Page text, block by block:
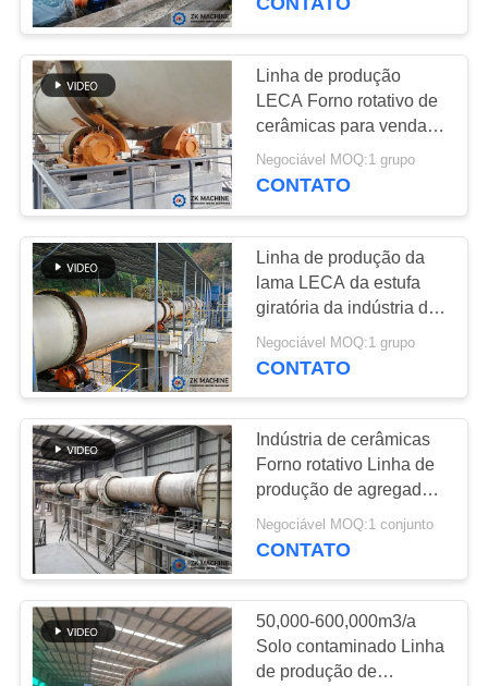
POLÍTICA
DE
PRIVACIDADE
Equipamento da
calcinação
119
Triturador do
moinho de bola
Moinho de bola
contínuo
22
Linha de produção
LECA Forno rotativo de
cerâmicas para venda
com peças de reposição
Negociável MOQ:1 grupo
CONTATO
Linha de produção da
lama LECA da estufa
giratória da indústria de
Ceramsite
Negociável MOQ:1 grupo
CONTATO
Indústria de cerâmicas
Forno rotativo Linha de
produção de agregados
de argila de expansão
leve LECA
Negociável MOQ:1 conjunto
CONTATO
50,000-600,000m3/a
Solo contaminado Linha
de produção de